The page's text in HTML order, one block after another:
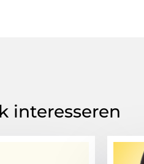
interesseren